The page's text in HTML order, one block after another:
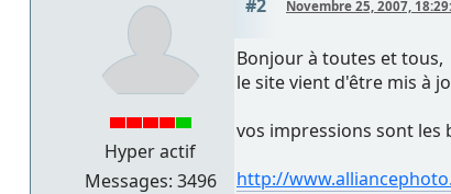
Hyper actif
Messages: 3496
#2 Novembre 25, 2007,
Bonjour à toutes et tous,
le site vient d'être mis à
vos impressions sont les
http://